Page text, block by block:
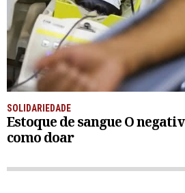
SOLIDARIEDADE
Estoque de sangue O
como doar